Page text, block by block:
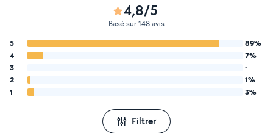
4,8/5
Basé sur 148 avis
5
89%
4
7%
3
-
2
1%
1
3%
Filtrer